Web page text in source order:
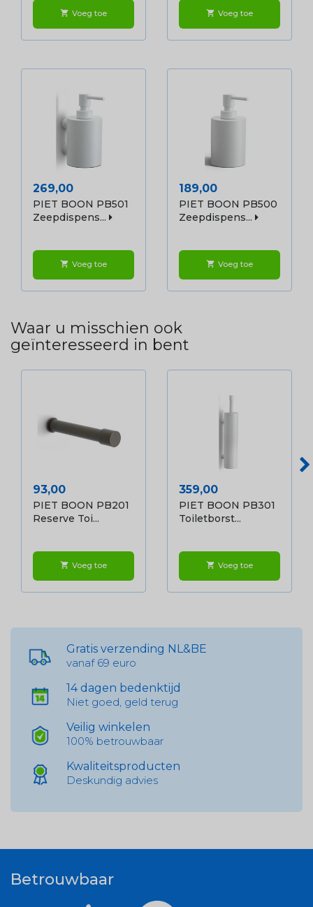
shopping_cart Voeg toe shopping_cart Voeg toe
Prijs
269,00
PIET BOON PB501
Zeepdispens...
shopping_cart Voeg toe
Prijs
189,00
PIET BOON PB500
Zeepdispens...
shopping_cart Voeg toe
Waar u misschien ook
geïnteresseerd in bent
Prijs
93,00
PIET BOON PB201
Reserve Toi...
shopping_cart Voeg toe
Prijs
359,00
PIET BOON PB301
Toiletborst...
shopping_cart Voeg toe
Gratis verzending NL&BE
vanaf 69 euro
14 dagen bedenktijd
Niet goed, geld terug
Veilig winkelen
100% betrouwbaar
Kwaliteitsproducten
Deskundig advies
Betrouwbaar